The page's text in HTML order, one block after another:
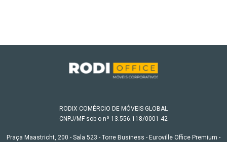
RODIX COMÉRCIO DE MÓVEIS GLOBAL
CNPJ/MF sob o nº 13.556.118/0001-42
Praça Maastricht, 200 - Sala 523 - Torre Business - Euroville Office Premium -